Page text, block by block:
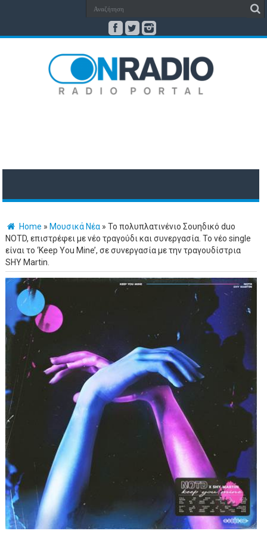
Home » Μουσικά Νέα » Το πολυπλατινένιο Σουηδικό duo
NOTD, επιστρέφει με νέο τραγούδι και συνεργασία. Το νέο single
είναι το ‘Keep You Mine’, σε συνεργασία με την τραγουδίστρια
SHY Martin.